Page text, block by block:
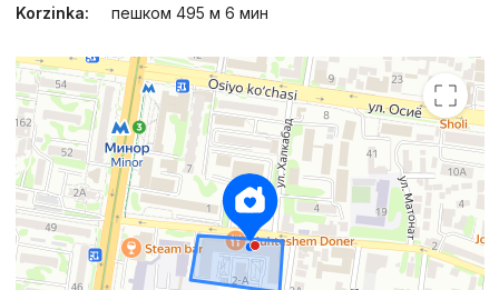
Korzinka:
пешком 495 м 6 мин